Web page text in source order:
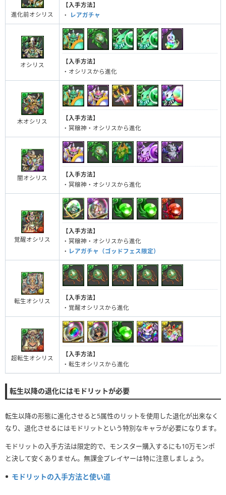
進化前オシリス
【入手方法】
・
レアガチャ
オシリス
【入手方法】
・オシリスから進化
木オシリス
【入手方法】
・冥穣神・オシリスから進化
闇オシリス
【入手方法】
・冥穣神・オシリスから進化
覚醒オシリス
【入手方法】
・冥穣神・オシリスから進化
・ レアガチャ（ゴッドフェス限定）
転生オシリス
【入手方法】
・覚醒オシリスから進化
超転生オシリス
【入手方法】
・転生オシリスから進化
転生以降の退化にはモドリットが必要
転生以降の形態に進化させると5属性のリットを使用した退化が出来なく
なり、退化させるにはモドリットという特別なキャラが必要になります。
モドリットの入手方法は限定的で、モンスター購入するにも10万モンポ
と決して安くありません。無課金プレイヤーは特に注意しましょう。
モドリットの入手方法と使い道